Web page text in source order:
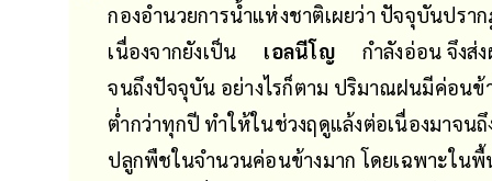
กองอำนวยการน้ำแห่งชาติเผยว่า ปัจจุบันปรา
เนื่องจากยังเป็น
เอลนีโญ
กำลังอ่อน จึงส่
จนถึงปัจจุบัน อย่างไรก็ตาม ปริมาณฝนมีค่อนข้
ต่ำกว่าทุกปี ทำให้ในช่วงฤดูแล้งต่อเนื่องมาจน
ปลูกพืชในจำนวนค่อนข้างมาก โดยเฉพาะใน